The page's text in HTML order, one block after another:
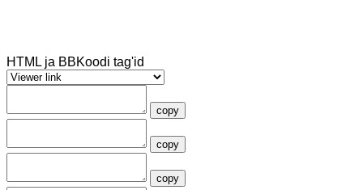
HTML ja BBKoodi tag'id
copy
copy
copy